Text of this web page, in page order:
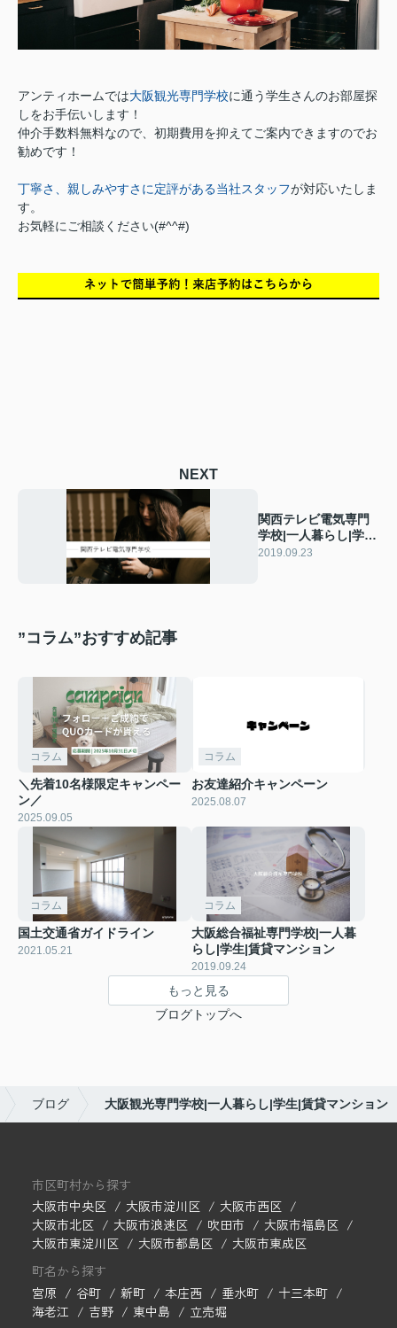
アンティホームでは大阪観光専門学校に通う学生さんのお部屋探
しをお手伝いします！
仲介手数料無料なので、初期費用を抑えてご案内できますのでお
勧めです！
丁寧さ、親しみやすさに定評がある当社スタッフが対応いたしま
す。
お気軽にご相談ください(#^^#)
NEXT
関西テレビ電気専門
学校|一人暮らし|学
生|賃貸マンション
2019.09.23
”コラム”おすすめ記事
コラム
＼先着10名様限定キャンペー
ン／
2025.09.05
コラム
お友達紹介キャンペーン
2025.08.07
コラム
国土交通省ガイドライン
2021.05.21
コラム
大阪総合福祉専門学校|一人暮
らし|学生|賃貸マンション
2019.09.24
もっと見る
ブログトップへ
ブログ 大阪観光専門学校|一人暮らし|学生|賃貸マンション
市区町村から探す
大阪市中央区
大阪市淀川区
大阪市西区
大阪市北区
大阪市浪速区 吹田市
大阪市福島区
大阪市東淀川区
大阪市都島区
大阪市東成区
町名から探す
宮原
谷町 新町 本庄西 垂水町
十三本町
海老江
吉野 東中島
立売堀